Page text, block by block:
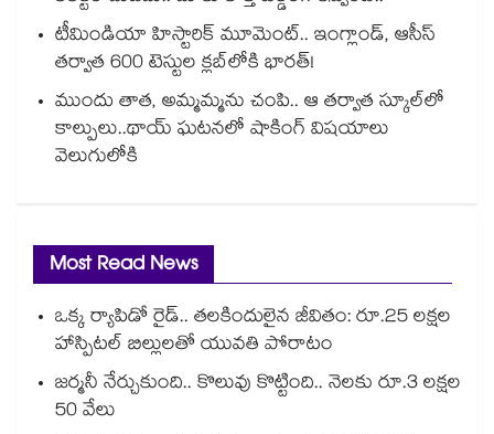
టీమిండియా హిస్టారిక్ మూమెంట్.. ఇంగ్లాండ్, ఆసీస్
తర్వాత 600 టెస్టుల క్లబ్‌లోకి భారత్!
ముందు తాత, అమ్మమ్మను చంపి.. ఆ తర్వాత స్కూల్‌లో
కాల్పులు..థాయ్ ఘటనలో షాకింగ్ విషయాలు
వెలుగులోకి
Most Read News
ఒక్క ర్యాపిడో రైడ్.. తలకిందులైన జీవితం: రూ.25 లక్షల
హాస్పిటల్ బిల్లులతో యువతి పోరాటం
జర్మనీ నేర్చుకుంది.. కొలువు కొట్టింది.. నెలకు రూ.3 లక్షల
50 వేలు